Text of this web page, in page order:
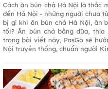
Cách ăn bún chả Hà Nội là thắc
đến Hà Nội - những nguời chưa
bị gì khi ăn bún chả Hà Nội, ăn
tối? Ăn bún chả bằng đũa,
trong bài viết này, PasGo sẽ
Nội truyền thống, chuẩn người